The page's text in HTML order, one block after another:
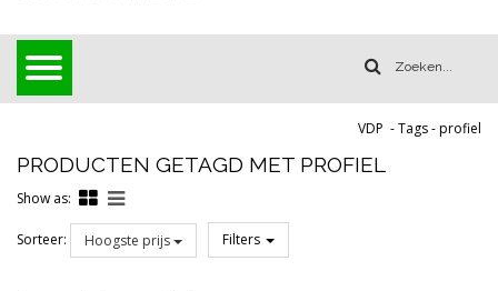
VDP -Tags-profiel
PRODUCTEN GETAGD MET PROFIEL
Show as:
Sorteer: Hoogste prijs Filters